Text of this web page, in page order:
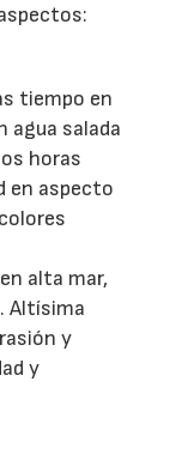
tiempo en
agua salada
horas
en aspecto
alta mar,
Altísima
y
y